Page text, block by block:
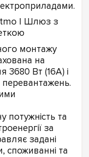
монтажу
на
3680 Вт (16А) і
перевантажень.
потужність та
за
задані
споживанні та